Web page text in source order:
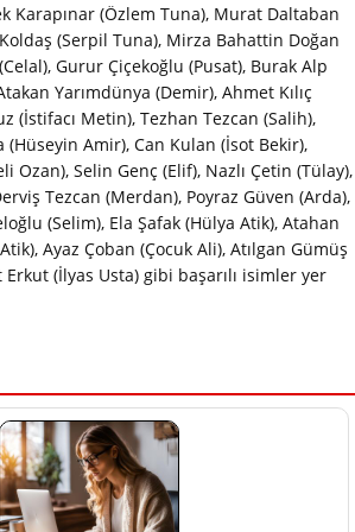
Karapınar (Özlem Tuna), Murat Daltaban
(Serpil Tuna), Mirza Bahattin Doğan
Gurur Çiçekoğlu (Pusat), Burak Alp
Yarımdünya (Demir), Ahmet Kılıç
(İstifacı Metin), Tezhan Tezcan (Salih),
Amir), Can Kulan (İsot Bekir),
Ozan), Selin Genç (Elif), Nazlı Çetin (Tülay),
Tezcan (Merdan), Poyraz Güven (Arda),
(Selim), Ela Şafak (Hülya Atik), Atahan
Ayaz Çoban (Çocuk Ali), Atılgan Gümüş
(İlyas Usta) gibi başarılı isimler yer